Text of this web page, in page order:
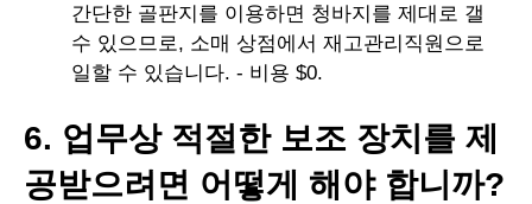
간단한 골판지를 이용하면 청바지를 제대로 갤
수 있으므로, 소매 상점에서 재고관리직원으로
일할 수 있습니다. - 비용 $0.
6. 업무상 적절한 보조 장치를 제
공받으려면 어떻게 해야 합니까?